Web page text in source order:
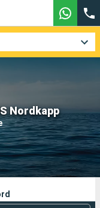
Nordkapp